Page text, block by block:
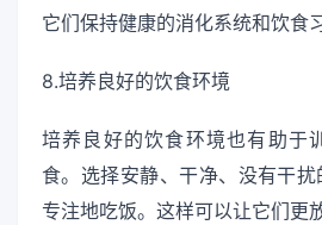
它们保持健康的消化系统和饮食
8.培养良好的饮食环境
培养良好的饮食环境也有助于
食。选择安静、干净、没有干
专注地吃饭。这样可以让它们更